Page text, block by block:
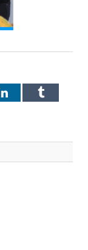
LinkedInTumblr